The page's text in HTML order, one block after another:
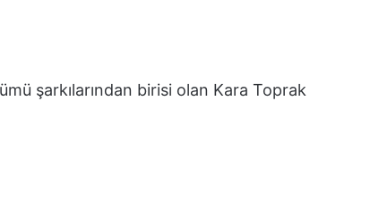
şarkılarından birisi olan Kara Toprak